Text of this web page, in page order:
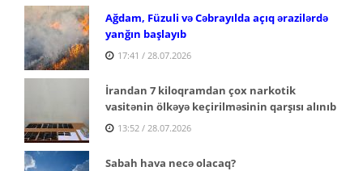
Ağdam, Füzuli və Cəbrayılda açıq ərazilərdə
yanğın başlayıb
17:41 / 28.07.2026
İrandan 7 kiloqramdan çox narkotik
vasitənin ölkəyə keçirilməsinin qarşısı alınıb
13:52 / 28.07.2026
Sabah hava necə olacaq?